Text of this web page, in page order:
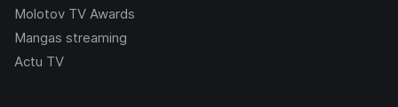
Molotov TV Awards
Mangas streaming
Actu TV